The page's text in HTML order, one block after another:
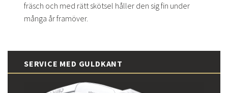
fräsch och med rätt skötsel håller den sig fin under
många år framöver.
SERVICE MED GULDKANT